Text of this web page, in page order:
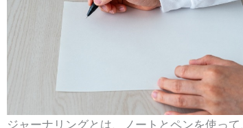
ジャーナリングとは、ノートとペンを使っ